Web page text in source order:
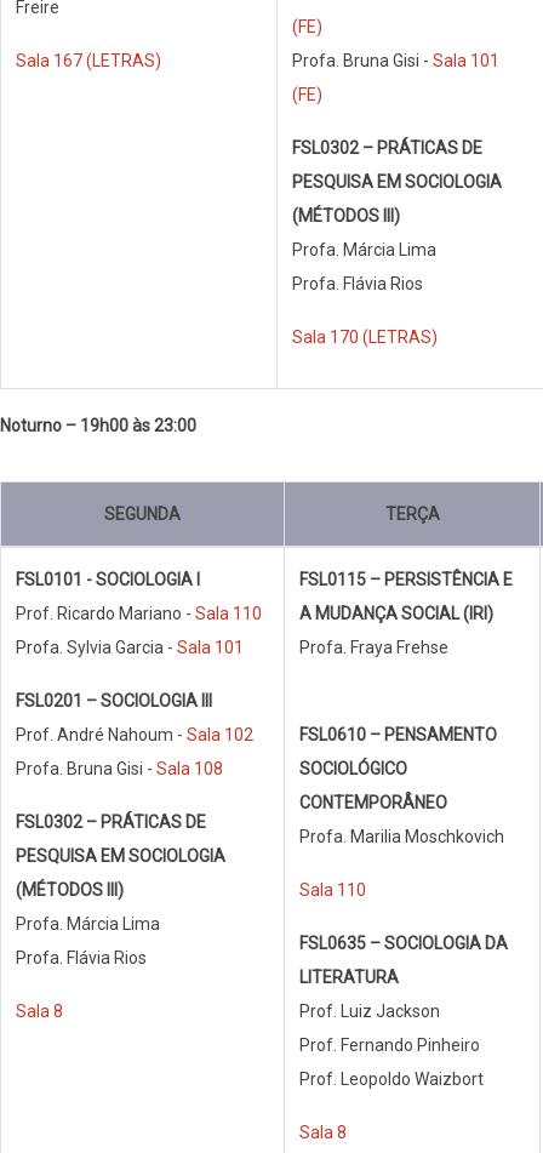
Freire
Sala 167 (LETRAS)
(FE)
Profa. Bruna Gisi - Sala 101
(FE)
FSL0302 – PRÁTICAS DE
PESQUISA EM SOCIOLOGIA
(MÉTODOS III)
Profa. Márcia Lima
Profa. Flávia Rios
Sala 170 (LETRAS)
Noturno – 19h00 às 23:00
SEGUNDA TERÇA
FSL0101 - SOCIOLOGIA I
Prof. Ricardo Mariano - Sala 110
Profa. Sylvia Garcia - Sala 101
FSL0201 – SOCIOLOGIA III
Prof. André Nahoum - Sala 102
Profa. Bruna Gisi - Sala 108
FSL0302 – PRÁTICAS DE
PESQUISA EM SOCIOLOGIA
(MÉTODOS III)
Profa. Márcia Lima
Profa. Flávia Rios
Sala 8
FSL0115 – PERSISTÊNCIA E
A MUDANÇA SOCIAL (IRI)
Profa. Fraya Frehse
FSL0610 – PENSAMENTO
SOCIOLÓGICO
CONTEMPORÂNEO
Profa. Marilia Moschkovich
Sala 110
FSL0635 – SOCIOLOGIA DA
LITERATURA
Prof. Luiz Jackson
Prof. Fernando Pinheiro
Prof. Leopoldo Waizbort
Sala 8